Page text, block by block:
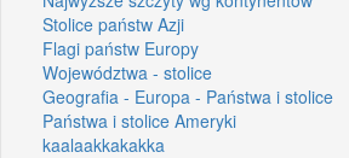
Stolice państw Azji
Flagi państw Europy
Województwa - stolice
Geografia - Europa - Państwa i stolice
Państwa i stolice Ameryki
kaalaakkakakka